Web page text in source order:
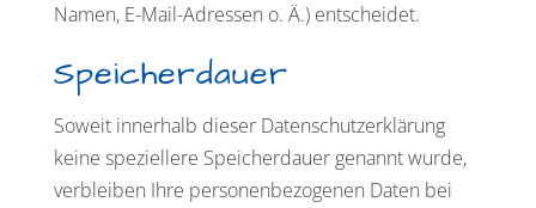
Namen, E-Mail-Adressen o. Ä.) entscheidet.
Speicherdauer
Soweit innerhalb dieser Datenschutzerklärung
keine speziellere Speicherdauer genannt wurde,
verbleiben Ihre personenbezogenen Daten bei